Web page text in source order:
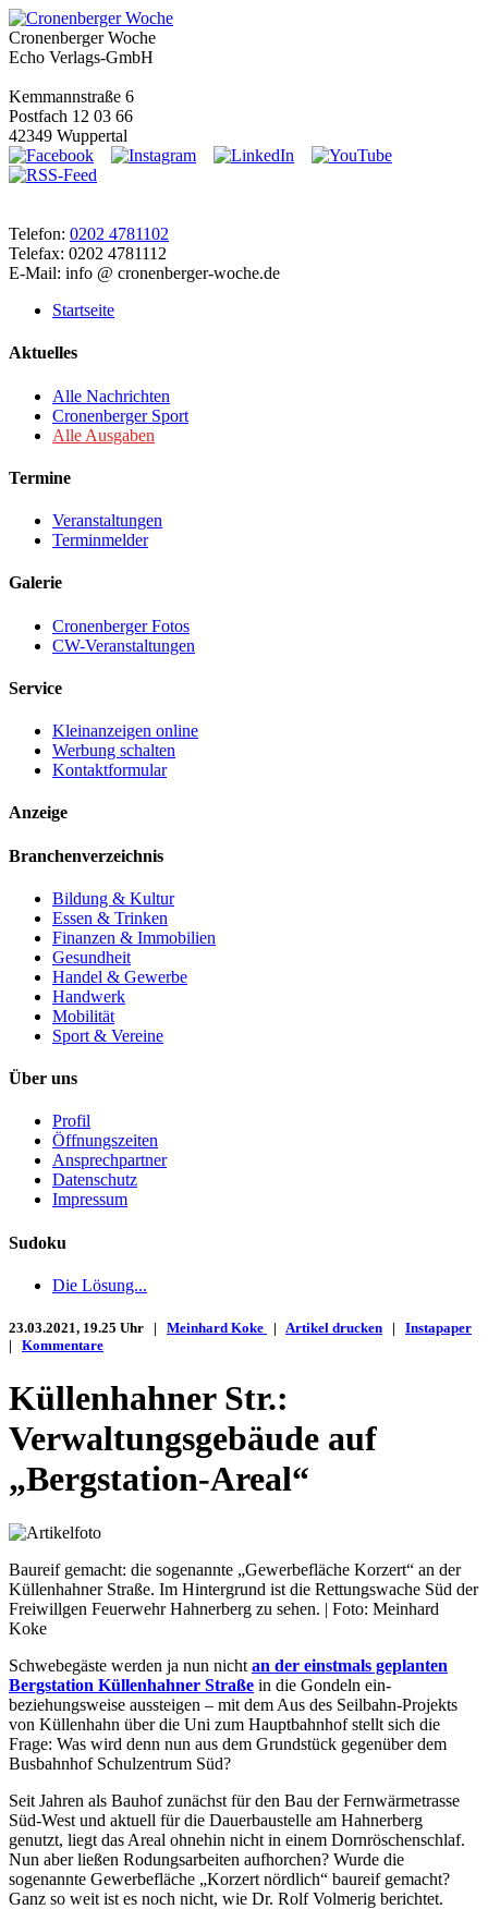
Cronenberger Woche
Echo Verlags-GmbH
Kemmannstraße 6
Postfach 12 03 66
42349 Wuppertal
Telefon: 0202 4781102
Telefax: 0202 4781112
E-Mail: info @ cronenberger-woche.de
Startseite
Aktuelles
Alle Nachrichten
Cronenberger Sport
Alle Ausgaben
Termine
Veranstaltungen
Terminmelder
Galerie
Cronenberger Fotos
CW-Veranstaltungen
Service
Kleinanzeigen online
Werbung schalten
Kontaktformular
Anzeige
Branchenverzeichnis
Bildung & Kultur
Essen & Trinken
Finanzen & Immobilien
Gesundheit
Handel & Gewerbe
Handwerk
Mobilität
Sport & Vereine
Über uns
Profil
Öffnungszeiten
Ansprechpartner
Datenschutz
Impressum
Sudoku
Die Lösung...
23.03.2021, 19.25 Uhr | Meinhard Koke | Artikel drucken | Instapaper
| Kommentare
Küllenhahner Str.:
Verwaltungsgebäude auf
„Bergstation-Areal“
Baureif gemacht: die sogenannte „Gewerbefläche Korzert“ an der
Küllenhahner Straße. Im Hintergrund ist die Rettungswache Süd der
Freiwillgen Feuerwehr Hahnerberg zu sehen. | Foto: Meinhard
Koke
Schwebegäste werden ja nun nicht an der einstmals geplanten
Bergstation Küllenhahner Straße in die Gondeln ein-
beziehungsweise aussteigen – mit dem Aus des Seilbahn-Projekts
von Küllenhahn über die Uni zum Hauptbahnhof stellt sich die
Frage: Was wird denn nun aus dem Grundstück gegenüber dem
Busbahnhof Schulzentrum Süd?
Seit Jahren als Bauhof zunächst für den Bau der Fernwärmetrasse
Süd-West und aktuell für die Dauerbaustelle am Hahnerberg
genutzt, liegt das Areal ohnehin nicht in einem Dornröschenschlaf.
Nun aber ließen Rodungsarbeiten aufhorchen? Wurde die
sogenannte Gewerbefläche „Korzert nördlich“ baureif gemacht?
Ganz so weit ist es noch nicht, wie Dr. Rolf Volmerig berichtet.